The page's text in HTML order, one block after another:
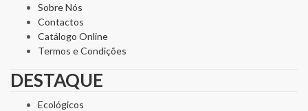
Sobre Nós
Contactos
Catálogo Online
Termos e Condições
DESTAQUE
Ecológicos